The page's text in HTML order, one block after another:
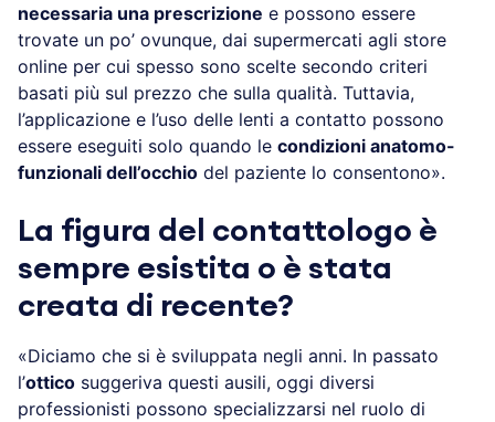
necessaria una prescrizione e possono essere
trovate un po’ ovunque, dai supermercati agli store
online per cui spesso sono scelte secondo criteri
basati più sul prezzo che sulla qualità. Tuttavia,
l’applicazione e l’uso delle lenti a contatto possono
essere eseguiti solo quando le condizioni anatomo-
funzionali dell’occhio del paziente lo consentono».
La figura del contattologo è
sempre esistita o è stata
creata di recente?
«Diciamo che si è sviluppata negli anni. In passato
l’ottico suggeriva questi ausili, oggi diversi
professionisti possono specializzarsi nel ruolo di